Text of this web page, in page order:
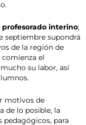
interino;
septiembre supondrá
de la región de
el
su labor, así
motivos de
de lo posible, la
para